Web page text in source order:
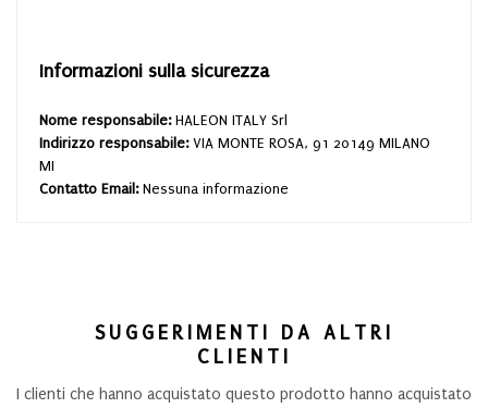
Informazioni sulla sicurezza
Nome responsabile: HALEON ITALY Srl
Indirizzo responsabile: VIA MONTE ROSA, 91 20149 MILANO
MI
Contatto Email: Nessuna informazione
SUGGERIMENTI DA ALTRI
CLIENTI
I clienti che hanno acquistato questo prodotto hanno acquistato